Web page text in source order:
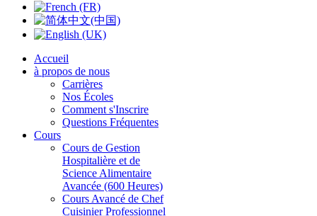
Accueil
à propos de nous
Carrières
Nos Écoles
Comment s'Inscrire
Questions Fréquentes
Cours
Cours de Gestion
Hospitalière et de
Science Alimentaire
Avancée (600 Heures)
Cours Avancé de Chef
Cuisinier Professionnel